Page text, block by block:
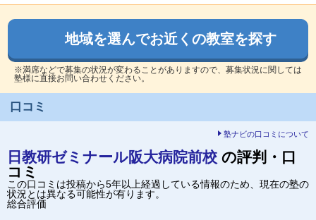
地域を選んでお近くの教室を探す
※満席などで募集の状況が変わることがありますので、募集状況に関しては
塾様に直接お問い合わせください。
口コミ
塾ナビの口コミについて
日教研ゼミナール阪大病院前校 の評判・口
コミ
この口コミは投稿から5年以上経過している情報のため、現在の塾の
状況とは異なる可能性が有ります。
総合評価